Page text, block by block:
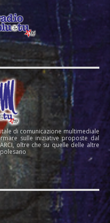
di comunicazione multimediale
sulle iniziative proposte dal
oltre che su quelle delle altre